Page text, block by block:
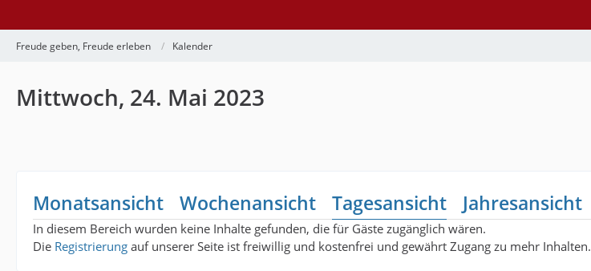
Freude geben, Freude erleben Kalender
Mittwoch, 24. Mai 2023
Monatsansicht Wochenansicht Tagesansicht Jahresansicht
In diesem Bereich wurden keine Inhalte gefunden, die für Gäste zugänglich wären.
Die Registrierung auf unserer Seite ist freiwillig und kostenfrei und gewährt Zugang zu mehr Inhalten.